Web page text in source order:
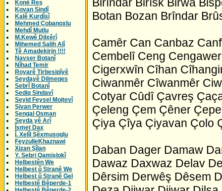
Konê Reş
Kovan Sindî
Kalê Kurdîsî
Mehmed Çobanoxlu
Mehdî Mutlu
M.Kewê Dilxêrî
Mihemed Salih Alî
Tê Amadekirin !!!!
Navser Botanî
Nîhad Temir
Royarê Tirbesipîyê
Seydayê Dilmeqes
Sebrî Botanî
Sediq Sindavî
Seyid Feysel Mojtevî
Şivan Perwer
Şengal Osman
Seyda yê Arî
Îsmet Dax
Î. Xelîl Şêxmusoglu
FeyzulleKhaznawi
Xizan Şîlan
Y. Sebri Qamişlokî
Helbestên We
Helbest û Stranê We
Helbest û Stranê Gel
Helbestê Bêperde-1
Botan Bozan Brîndar
Camêr Can Canbaz
Cembelî Ceng
Cigerxwîn Cîhan
Ciwanmêr Cîwanmêr
Cotyar Cûdî Çavreş
Çeleng Çem Çêner
Çiya Çîya Çiyavan Çolo
Daban Dager Damaw
Dawaz Daxwaz Delav
Dêrsim Derwêş Dêsem